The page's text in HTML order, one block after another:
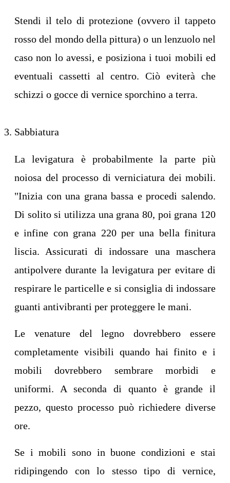
Stendi il telo di protezione (ovvero il tappeto
rosso del mondo della pittura) o un lenzuolo nel
caso non lo avessi, e posiziona i tuoi mobili ed
eventuali cassetti al centro. Ciò eviterà che
schizzi o gocce di vernice sporchino a terra.
Sabbiatura
La levigatura è probabilmente la parte più
noiosa del processo di verniciatura dei mobili.
"Inizia con una grana bassa e procedi salendo.
Di solito si utilizza una grana 80, poi grana 120
e infine con grana 220 per una bella finitura
liscia. Assicurati di indossare una maschera
antipolvere durante la levigatura per evitare di
respirare le particelle e si consiglia di indossare
guanti antivibranti per proteggere le mani.
Le venature del legno dovrebbero essere
completamente visibili quando hai finito e i
mobili dovrebbero sembrare morbidi e
uniformi. A seconda di quanto è grande il
pezzo, questo processo può richiedere diverse
ore.
Se i mobili sono in buone condizioni e stai
ridipingendo con lo stesso tipo di vernice,